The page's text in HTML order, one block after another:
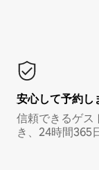
安心して予約し
信頼できるゲス
き、24時間365